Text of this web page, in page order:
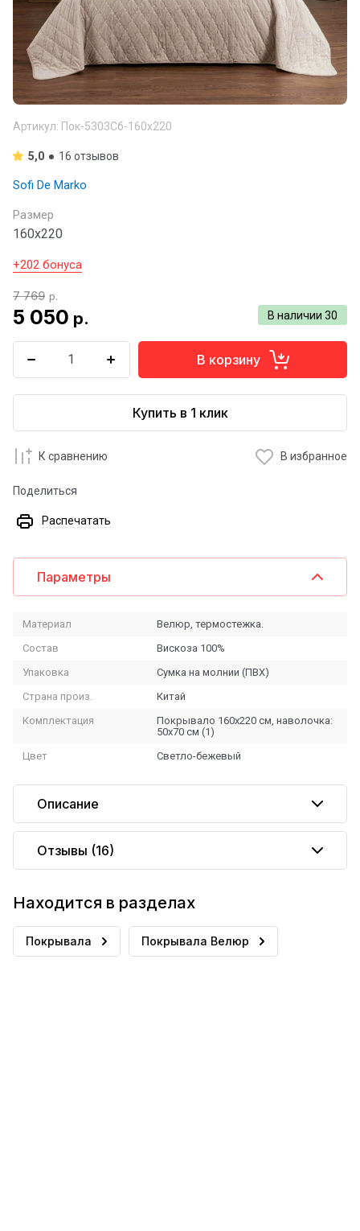
Артикул: Пок-5303Сб-160х220
5,0 16 отзывов
Sofi De Marko
Размер
160x220
+202 бонуса
В наличии 30
7 769 р.
5 050 р.
В корзину
Купить в 1 клик
К сравнению В избранное
Поделиться
Распечатать
Параметры
Материал
Велюр, термостежка.
Состав
Вискоза 100%
Упаковка
Сумка на молнии (ПВХ)
Страна произ.
Китай
Комплектация
Покрывало 160х220 см, наволочка:
50х70 см (1)
Цвет
Светло-бежевый
Описание
Отзывы (16)
Находится в разделах
Покрывала Покрывала Велюр